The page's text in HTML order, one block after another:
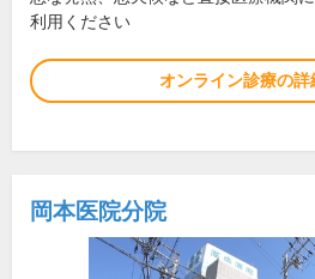
利用ください
オンライン診療の詳
岡本医院分院